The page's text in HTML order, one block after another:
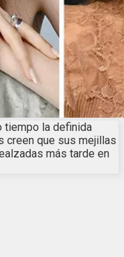
tiempo la definida
creen que sus mejillas
más tarde en